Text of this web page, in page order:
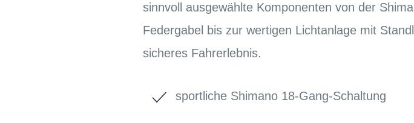
sinnvoll ausgewählte Komponenten von der
Federgabel bis zur wertigen Lichtanlage mit
sicheres Fahrerlebnis.
sportliche Shimano 18-Gang-Schaltung